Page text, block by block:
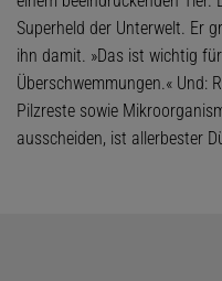
Superheld der Unterwelt. Er
ihn damit. »Das ist wichtig
Überschwemmungen.« Und:
Pilzreste sowie
ausscheiden, ist allerbester